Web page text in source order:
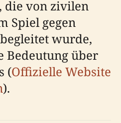
die von zivilen
Spiel gegen
wurde,
Bedeutung über
(Offizielle Website
).